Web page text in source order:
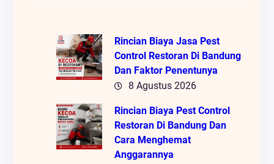
Rincian Biaya Jasa Pest
Control Restoran Di Bandung
Dan Faktor Penentunya
8 Agustus 2026
Rincian Biaya Pest Control
Restoran Di Bandung Dan
Cara Menghemat
Anggarannya